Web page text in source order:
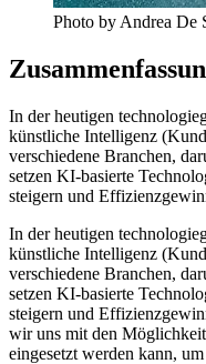
Photo by Andrea De
In der heutigen
künstliche Intelligenz
verschiedene Branchen,
setzen KI-basierte
steigern und
In der heutigen
künstliche Intelligenz
verschiedene Branchen,
setzen KI-basierte
steigern und
wir uns mit den
eingesetzt werden kann,